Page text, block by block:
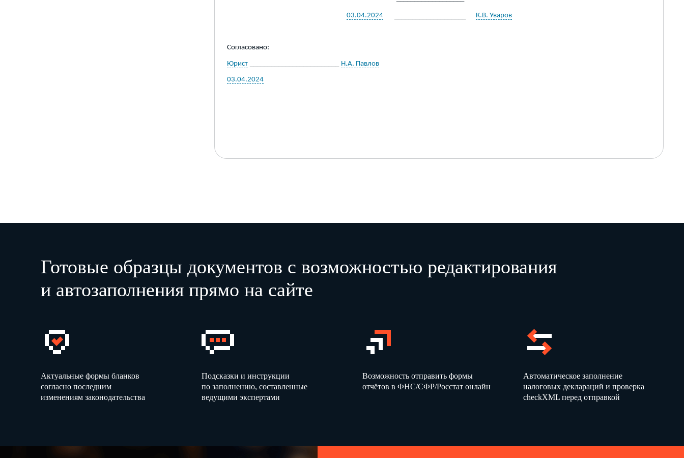
03.04.2024 К.В. Уваров
Согласовано:
Юрист Н.А. Павлов
03.04.2024
Готовые образцы документов с возможностью редактирования
и автозаполнения прямо на сайте
Актуальные формы бланков
согласно последним
изменениям законодательства
Подсказки и инструкции
по заполнению, составленные
ведущими экспертами
Возможность отправить формы
отчётов в ФНС/СФР/Росстат онлайн
Автоматическое заполнение
налоговых деклараций и проверка
checkXML перед отправкой